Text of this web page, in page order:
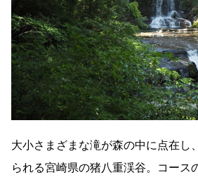
大小さまざまな滝が森の中に点在し
られる宮崎県の猪八重渓谷。コース